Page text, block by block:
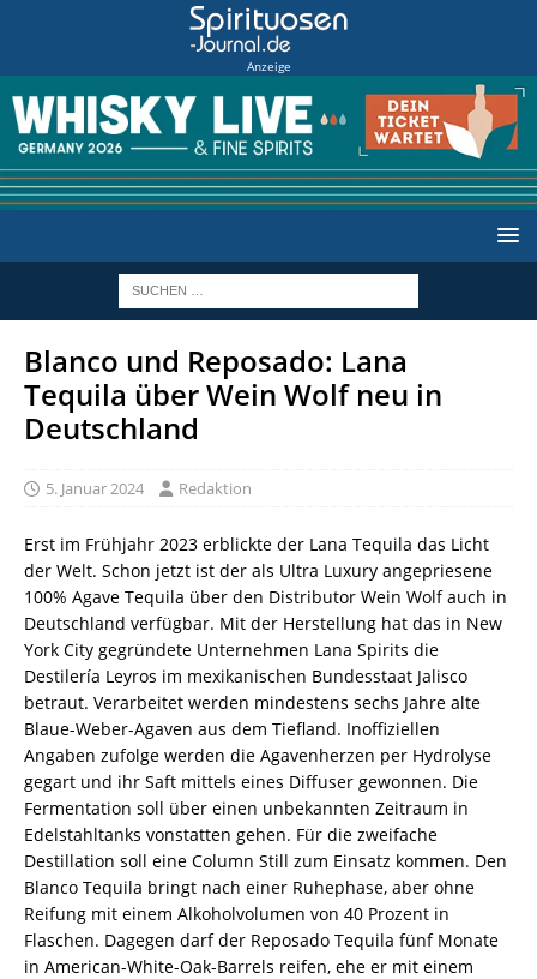
Anzeige
Blanco und Reposado: Lana
Tequila über Wein Wolf neu in
Deutschland
5. Januar 2024 Redaktion
Erst im Frühjahr 2023 erblickte der Lana Tequila das Licht
der Welt. Schon jetzt ist der als Ultra Luxury angepriesene
100% Agave Tequila über den Distributor Wein Wolf auch in
Deutschland verfügbar. Mit der Herstellung hat das in New
York City gegründete Unternehmen Lana Spirits die
Destilería Leyros im mexikanischen Bundesstaat Jalisco
betraut. Verarbeitet werden mindestens sechs Jahre alte
Blaue-Weber-Agaven aus dem Tiefland. Inoffiziellen
Angaben zufolge werden die Agavenherzen per Hydrolyse
gegart und ihr Saft mittels eines Diffuser gewonnen. Die
Fermentation soll über einen unbekannten Zeitraum in
Edelstahltanks vonstatten gehen. Für die zweifache
Destillation soll eine Column Still zum Einsatz kommen. Den
Blanco Tequila bringt nach einer Ruhephase, aber ohne
Reifung mit einem Alkoholvolumen von 40 Prozent in
Flaschen. Dagegen darf der Reposado Tequila fünf Monate
in American-White-Oak-Barrels reifen, ehe er mit einem